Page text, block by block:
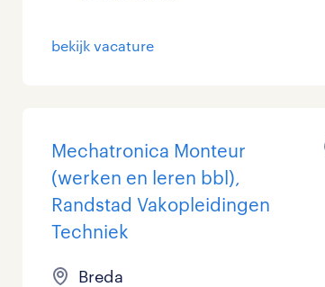
bekijk vacature
Mechatronica Monteur
(werken en leren bbl),
Randstad Vakopleidingen
Techniek
Breda